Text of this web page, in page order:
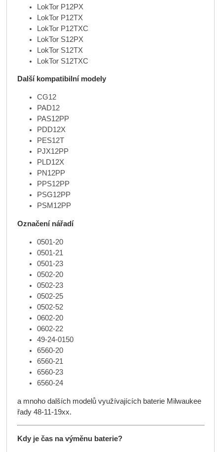
LokTor P12PX
LokTor P12TX
LokTor P12TXC
LokTor S12PX
LokTor S12TX
LokTor S12TXC
Další kompatibilní modely
CG12
PAD12
PAS12PP
PDD12X
PES12T
PJX12PP
PLD12X
PN12PP
PPS12PP
PSG12PP
PSM12PP
Označení nářadí
0501-20
0501-21
0501-23
0502-20
0502-23
0502-25
0502-52
0602-20
0602-22
49-24-0150
6560-20
6560-21
6560-23
6560-24
a mnoho dalších modelů využívajících baterie Milwaukee
řady 48-11-19xx.
Kdy je čas na výměnu baterie?